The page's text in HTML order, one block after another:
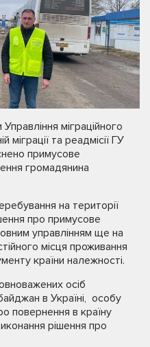
міграційного
міграції та реадмісії ГУ
примусове
громадянина
на території
про примусове
управлінням ще на
місця проживання
країни належності.
осіб
в Україні, особу
повернення в країну
рішення про